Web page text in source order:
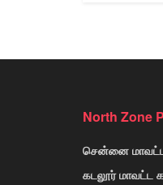
North Zone
சென்னை
கடலூர் மாவட்ட